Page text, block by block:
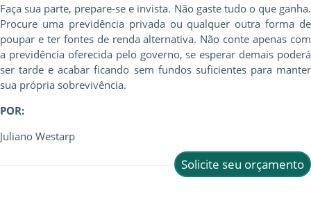
Faça sua parte, prepare-se e invista. Não gaste tudo o que ganha.
Procure uma previdência privada ou qualquer outra forma de
poupar e ter fontes de renda alternativa. Não conte apenas com
a previdência oferecida pelo governo, se esperar demais poderá
ser tarde e acabar ficando sem fundos suficientes para manter
sua própria sobrevivência.
POR:
Juliano Westarp
Solicite seu orçamento